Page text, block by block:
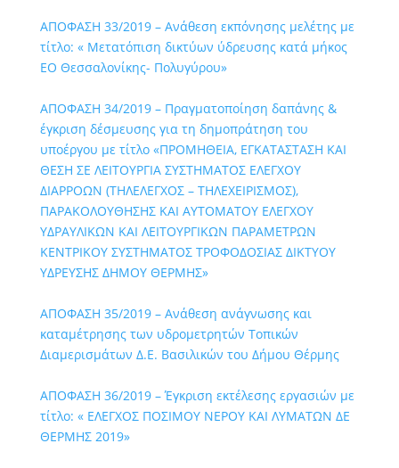
ΑΠΟΦΑΣΗ 33/2019 – Ανάθεση εκπόνησης μελέτης με
τίτλο: « Μετατόπιση δικτύων ύδρευσης κατά μήκος
ΕΟ Θεσσαλονίκης- Πολυγύρου»
ΑΠΟΦΑΣΗ 34/2019 – Πραγματοποίηση δαπάνης &
έγκριση δέσμευσης για τη δημοπράτηση του
υποέργου με τίτλο «ΠΡΟΜΗΘΕΙΑ, ΕΓΚΑΤΑΣΤΑΣΗ ΚΑΙ
ΘΕΣΗ ΣΕ ΛΕΙΤΟΥΡΓΙΑ ΣΥΣΤΗΜΑΤΟΣ ΕΛΕΓΧΟΥ
ΔΙΑΡΡΟΩΝ (ΤΗΛΕΛΕΓΧΟΣ – ΤΗΛΕΧΕΙΡΙΣΜΟΣ),
ΠΑΡΑΚΟΛΟΥΘΗΣΗΣ ΚΑΙ ΑΥΤΟΜΑΤΟΥ ΕΛΕΓΧΟΥ
ΥΔΡΑΥΛΙΚΩΝ ΚΑΙ ΛΕΙΤΟΥΡΓΙΚΩΝ ΠΑΡΑΜΕΤΡΩΝ
ΚΕΝΤΡΙΚΟΥ ΣΥΣΤΗΜΑΤΟΣ ΤΡΟΦΟΔΟΣΙΑΣ ΔΙΚΤΥΟΥ
ΥΔΡΕΥΣΗΣ ΔΗΜΟΥ ΘΕΡΜΗΣ»
ΑΠΟΦΑΣΗ 35/2019 – Ανάθεση ανάγνωσης και
καταμέτρησης των υδρομετρητών Τοπικών
Διαμερισμάτων Δ.Ε. Βασιλικών του Δήμου Θέρμης
ΑΠΟΦΑΣΗ 36/2019 – Έγκριση εκτέλεσης εργασιών με
τίτλο: « ΕΛΕΓΧΟΣ ΠΟΣΙΜΟΥ ΝΕΡΟΥ ΚΑΙ ΛΥΜΑΤΩΝ ΔΕ
ΘΕΡΜΗΣ 2019»